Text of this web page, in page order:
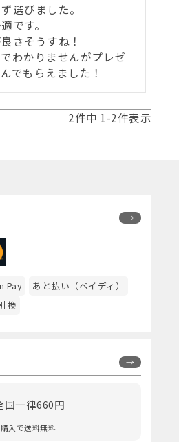
選びました。
です。
さそうすね！
わかりませんがプレゼ
でもらえました！
2件中 1-2件表示
Pay
あと払い（ペイディ）
換
国一律660円
入で送料無料